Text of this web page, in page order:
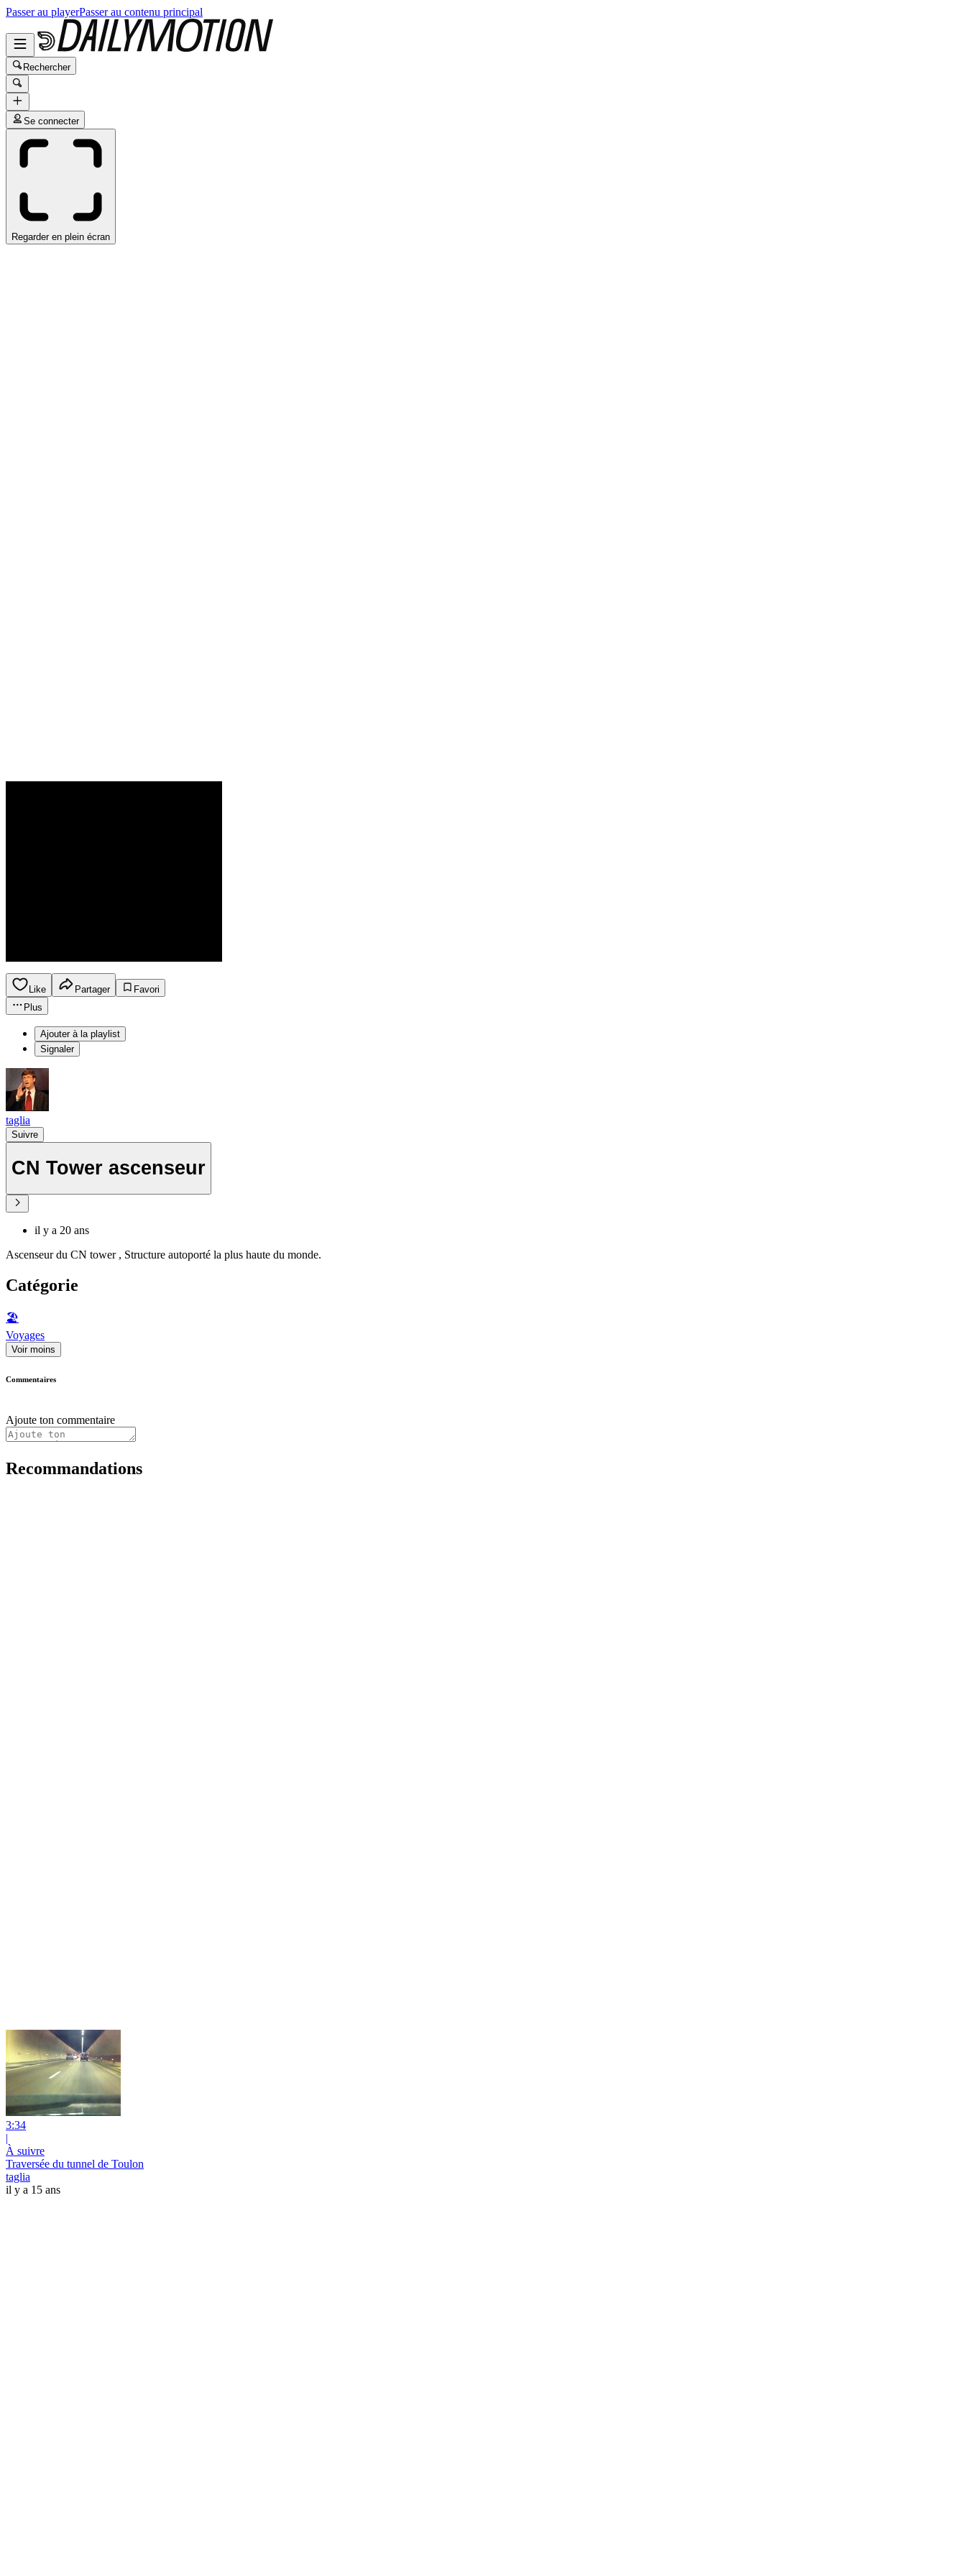
Passer au playerPasser au contenu principal
Rechercher
Se connecter
Regarder en plein écran
Like Partager
Favori
Plus
Ajouter à la playlist
Signaler
taglia
Suivre
CN Tower ascenseur
il y a 20 ans
Ascenseur du CN tower , Structure autoporté la plus haute du monde.
Catégorie
🏖
Voyages
Voir moins
Commentaires
Ajoute ton commentaire
Recommandations
3:34
|
À suivre
Traversée du tunnel de Toulon
taglia
il y a 15 ans